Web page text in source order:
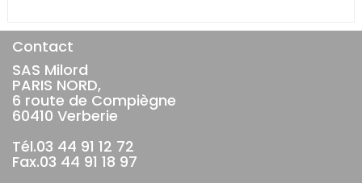
Contact
SAS Milord
PARIS NORD,
6 route de Compiègne
60410 Verberie
Tél.03 44 91 12 72
Fax.03 44 91 18 97